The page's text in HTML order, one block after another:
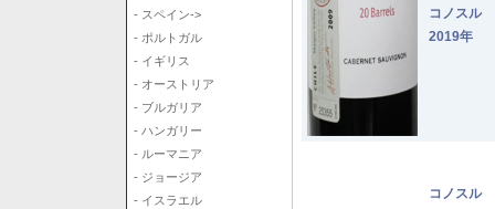
- スペイン->
- ポルトガル
- イギリス
- オーストリア
- ブルガリア
- ハンガリー
- ルーマニア
- ジョージア
- イスラエル
コノスル
2019年
コノスル